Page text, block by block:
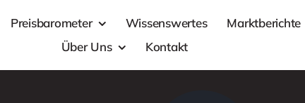
Preisbarometer Wissenswertes
Marktberichte
Über Uns
Kontakt